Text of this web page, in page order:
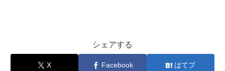
シェアする
X Facebook はてブ